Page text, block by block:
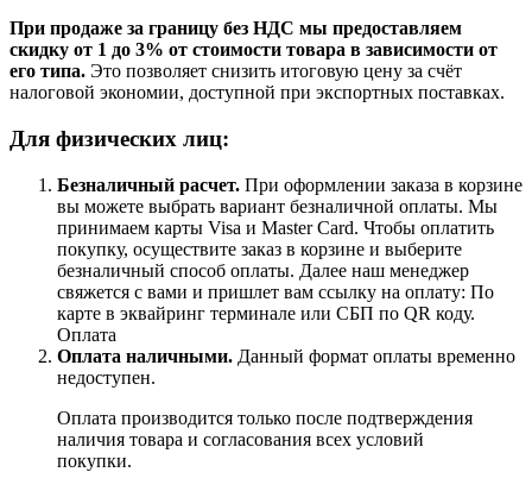
При продаже за границу без НДС мы предоставляем
скидку от 1 до 3% от стоимости товара в зависимости от
его типа. Это позволяет снизить итоговую цену за счёт
налоговой экономии, доступной при экспортных поставках.
Для физических лиц:
Безналичный расчет. При оформлении заказа в корзине
вы можете выбрать вариант безналичной оплаты. Мы
принимаем карты Visa и Master Card. Чтобы оплатить
покупку, осуществите заказ в корзине и выберите
безналичный способ оплаты. Далее наш менеджер
свяжется с вами и пришлет вам ссылку на оплату: По
карте в эквайринг терминале или СБП по QR коду.
Оплата
Оплата наличными. Данный формат оплаты временно
недоступен.
Оплата производится только после подтверждения
наличия товара и согласования всех условий
покупки.